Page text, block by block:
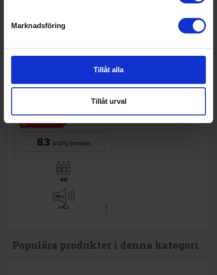
Marknadsföring
Tillåt alla
Tillåt urval
Populära produkter i denna kategori